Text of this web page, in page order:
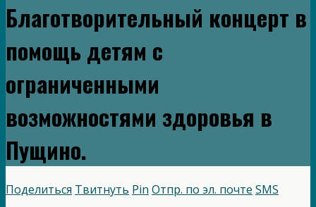
Благотворительный концерт в
помощь детям с
ограниченными
возможностями здоровья в
Пущино.
Поделиться Твитнуть Pin Отпр. по эл. почте SMS